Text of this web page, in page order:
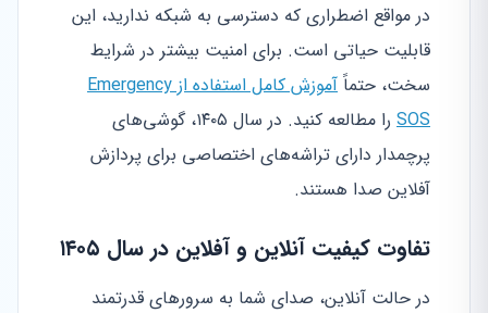
در مواقع اضطراری که دسترسی به شبکه ندارید، این
قابلیت حیاتی است. برای امنیت بیشتر در شرایط
سخت، حتماً
آموزش کامل استفاده از Emergency
SOS
را مطالعه کنید. در سال ۱۴۰۵، گوشی‌های
پرچمدار دارای تراشه‌های اختصاصی برای پردازش
آفلاین صدا هستند.
تفاوت کیفیت آنلاین و آفلاین در سال ۱۴۰۵
در حالت آنلاین، صدای شما به سرورهای قدرتمند